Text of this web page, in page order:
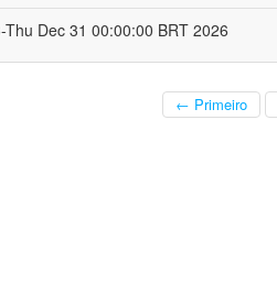
Dec 31 00:00:00 BRT 2026
← Primeiro